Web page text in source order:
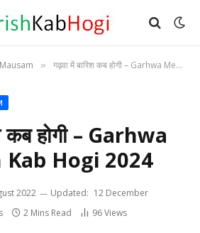
» गढ़वा में बारिश कब होगी – Garhwa Me Barish Kab Hogi 2024
कब होगी – Garhwa
Hogi 2024
2022 Updated: 12 December
2 Mins Read 96Views